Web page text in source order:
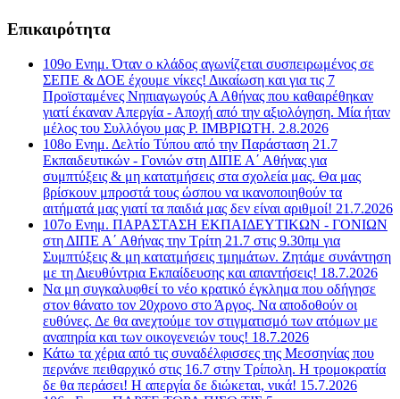
Επικαιρότητα
109ο Ενημ. Όταν ο κλάδος αγωνίζεται συσπειρωμένος σε
ΣΕΠΕ & ΔΟΕ έχουμε νίκες! Δικαίωση και για τις 7
Προϊσταμένες Νηπιαγωγούς Α Αθήνας που καθαιρέθηκαν
γιατί έκαναν Απεργία - Αποχή από την αξιολόγηση. Μία ήταν
μέλος του Συλλόγου μας Ρ. ΙΜΒΡΙΩΤΗ. 2.8.2026
108ο Ενημ. Δελτίο Τύπου από την Παράσταση 21.7
Εκπαιδευτικών - Γονιών στη ΔΙΠΕ Α΄ Αθήνας για
συμπτύξεις & μη κατατμήσεις στα σχολεία μας. Θα μας
βρίσκουν μπροστά τους ώσπου να ικανοποιηθούν τα
αιτήματά μας γιατί τα παιδιά μας δεν είναι αριθμοί! 21.7.2026
107o Ενημ. ΠΑΡΑΣΤΑΣΗ ΕΚΠΑΙΔΕΥΤΙΚΩΝ - ΓΟΝΙΩΝ
στη ΔΙΠΕ Α΄ Αθήνας την Τρίτη 21.7 στις 9.30πμ για
Συμπτύξεις & μη κατατμήσεις τμημάτων. Ζητάμε συνάντηση
με τη Διευθύντρια Εκπαίδευσης και απαντήσεις! 18.7.2026
Να μη συγκαλυφθεί το νέο κρατικό έγκλημα που οδήγησε
στον θάνατο τον 20χρονο στο Άργος. Να αποδοθούν οι
ευθύνες. Δε θα ανεχτούμε τον στιγματισμό των ατόμων με
αναπηρία και των οικογενειών τους! 18.7.2026
Κάτω τα χέρια από τις συναδέλφισσες της Μεσσηνίας που
περνάνε πειθαρχικό στις 16.7 στην Τρίπολη. Η τρομοκρατία
δε θα περάσει! Η απεργία δε διώκεται, νικά! 15.7.2026